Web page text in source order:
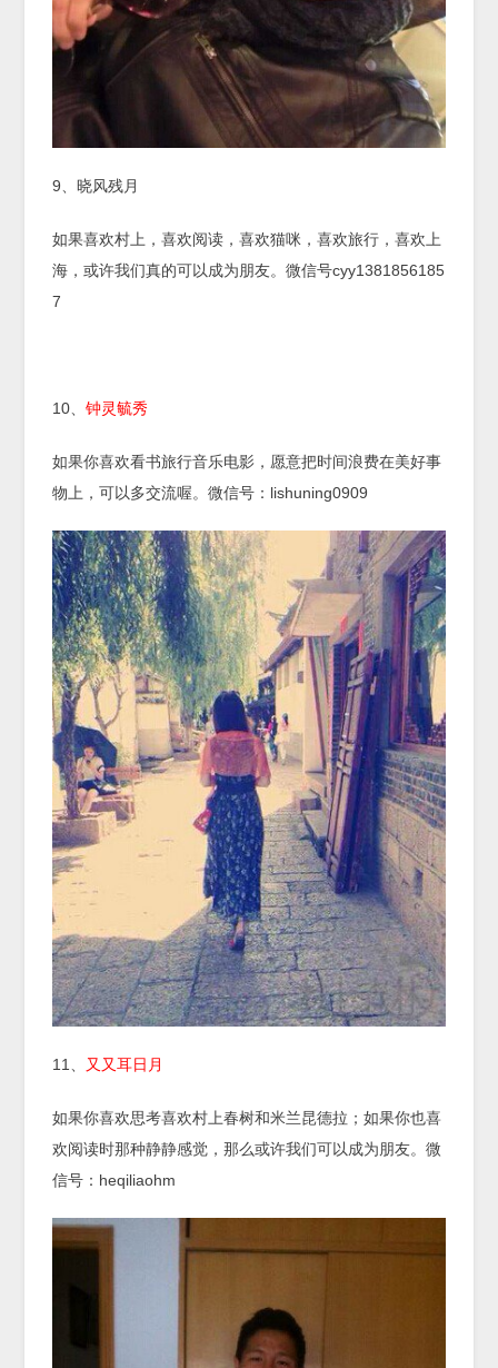
9、晓风残月
如果喜欢村上，喜欢阅读，喜欢猫咪，喜欢旅行，喜欢上
海，或许我们真的可以成为朋友。微信号cyy1381856185
7
10、钟灵毓秀
如果你喜欢看书旅行音乐电影，愿意把时间浪费在美好事
物上，可以多交流喔。微信号：lishuning0909
11、 又又耳日月
如果你喜欢思考喜欢村上春树和米兰昆德拉；如果你也喜
欢阅读时那种静静感觉，那么或许我们可以成为朋友。微
信号：heqiliaohm